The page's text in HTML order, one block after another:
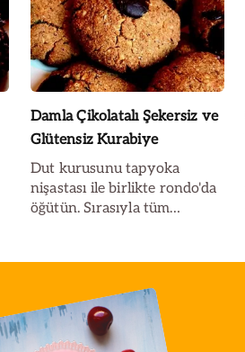
Damla Çikolatalı Şekersiz ve
Glütensiz Kurabiye
Dut kurusunu tapyoka
nişastası ile birlikte rondo'da
öğütün. Sırasıyla tüm